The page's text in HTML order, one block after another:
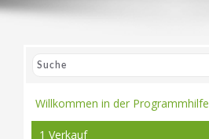
Willkommen in der Programmhilfe
1 Verkauf